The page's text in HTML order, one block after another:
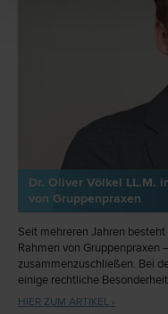
Dr. Oliver Völkel LL.M.
von Gruppenpraxen
Seit mehreren Jahren
Rahmen von Gruppenpraxen
zusammenzuschließen. Bei
einige rechtliche
Ordination nicht bestehen.
HIER ZUM ARTIKEL ›